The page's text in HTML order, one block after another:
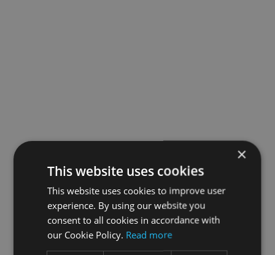
×
This website uses cookies
This website uses cookies to improve user
experience. By using our website you
consent to all cookies in accordance with
our Cookie Policy. Read more